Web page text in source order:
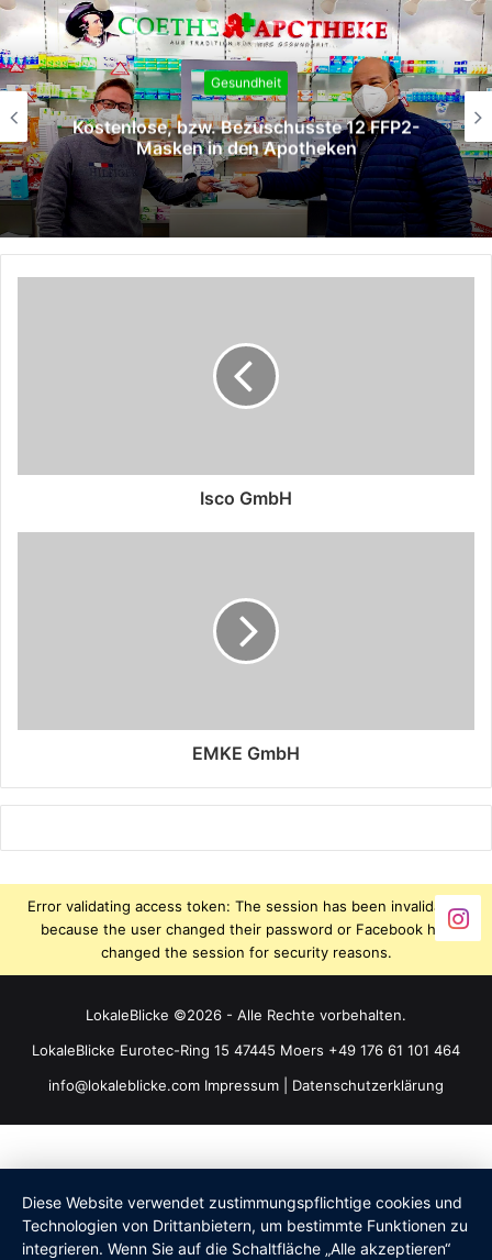
Gesundheit
Kostenlose, bzw. Bezuschusste 12 FFP2-
Masken in den Apotheken
Isco GmbH
EMKE GmbH
Error validating access token: The session has been invalidated
because the user changed their password or Facebook has
changed the session for security reasons.
LokaleBlicke ©2026 - Alle Rechte vorbehalten.
LokaleBlicke Eurotec-Ring 15 47445 Moers +49 176 61 101 464
info@lokaleblicke.com Impressum Datenschutzerklärung
Diese Website verwendet zustimmungspflichtige cookies und
Technologien von Drittanbietern, um bestimmte Funktionen zu
integrieren. Wenn Sie auf die Schaltfläche „Alle akzeptieren“